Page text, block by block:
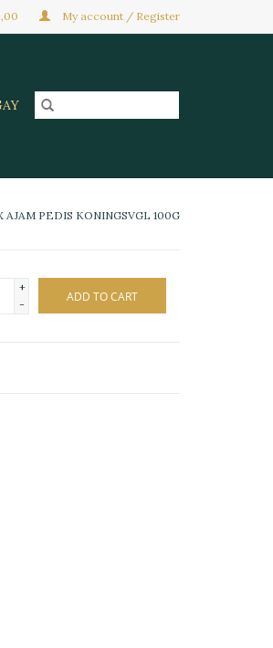
My account / Register
AJAM PEDIS KONINGSVGL 100G
+
-
ADD TO CART